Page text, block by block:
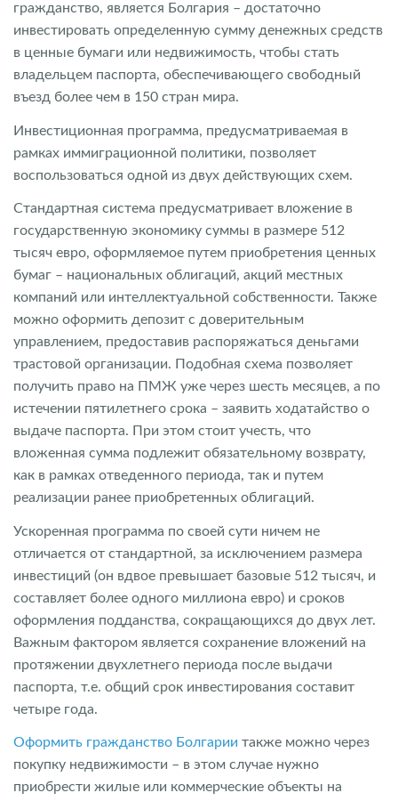
гражданство, является Болгария – достаточно
инвестировать определенную сумму денежных средств
в ценные бумаги или недвижимость, чтобы стать
владельцем паспорта, обеспечивающего свободный
въезд более чем в 150 стран мира.
Инвестиционная программа, предусматриваемая в
рамках иммиграционной политики, позволяет
воспользоваться одной из двух действующих схем.
Стандартная система предусматривает вложение в
государственную экономику суммы в размере 512
тысяч евро, оформляемое путем приобретения ценных
бумаг – национальных облигаций, акций местных
компаний или интеллектуальной собственности. Также
можно оформить депозит с доверительным
управлением, предоставив распоряжаться деньгами
трастовой организации. Подобная схема позволяет
получить право на ПМЖ уже через шесть месяцев, а по
истечении пятилетнего срока – заявить ходатайство о
выдаче паспорта. При этом стоит учесть, что
вложенная сумма подлежит обязательному возврату,
как в рамках отведенного периода, так и путем
реализации ранее приобретенных облигаций.
Ускоренная программа по своей сути ничем не
отличается от стандартной, за исключением размера
инвестиций (он вдвое превышает базовые 512 тысяч, и
составляет более одного миллиона евро) и сроков
оформления подданства, сокращающихся до двух лет.
Важным фактором является сохранение вложений на
протяжении двухлетнего периода после выдачи
паспорта, т.е. общий срок инвестирования составит
четыре года.
Оформить гражданство Болгарии также можно через
покупку недвижимости – в этом случае нужно
приобрести жилые или коммерческие объекты на